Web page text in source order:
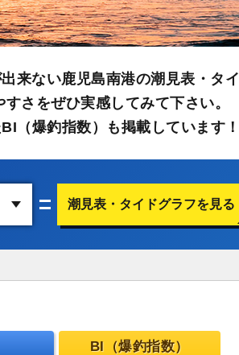
来ない鹿児島南港の潮見表・タイ
さをぜひ実感してみて下さい。
（爆釣指数）も掲載しています！
潮見表・タイドグラフを見る
BI（爆釣指数）